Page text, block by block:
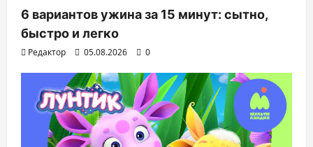
6 вариантов ужина за 15 минут: сытно,
быстро и легко
Редактор 05.08.2026 0